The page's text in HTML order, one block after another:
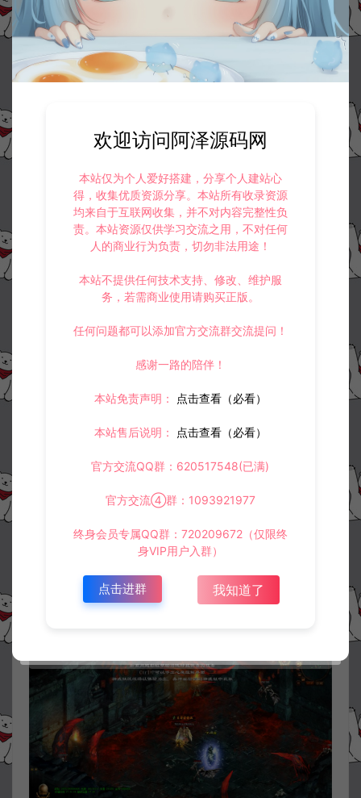
欢迎访问阿泽源码网
本站仅为个人爱好搭建，分享个人建站心
得，收集优质资源分享。本站所有收录资源
均来自于互联网收集，并不对内容完整性负
责。本站资源仅供学习交流之用，不对任何
人的商业行为负责，切勿非法用途！
本站不提供任何技术支持、修改、维护服
务，若需商业使用请购买正版。
任何问题都可以添加官方交流群交流提问！
感谢一路的陪伴！
本站免责声明： 点击查看（必看）
本站售后说明： 点击查看（必看）
官方交流QQ群：620517548(已满)
官方交流④群：1093921977
终身会员专属QQ群：720209672（仅限终
身VIP用户入群）
点击进群 我知道了